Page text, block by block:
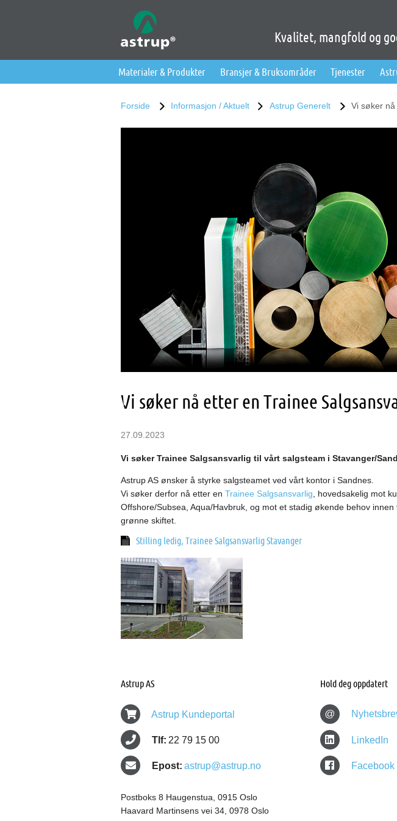
Kvalitet, mangfold og
Materialer & Produkter Bransjer & Bruksområder Tjenester
Forside Informasjon / Aktuelt Astrup Generelt Vi søker
Vi søker nå etter en Trainee
27.09.2023
Vi søker Trainee Salgsansvarlig til vårt salgsteam i Stavanger/
Astrup AS ønsker å styrke salgsteamet ved vårt kontor i Sandnes.
Vi søker derfor nå etter en Trainee Salgsansvarlig , hovedsakelig mot
Offshore/Subsea, Aqua/Havbruk, og mot et stadig økende behov
grønne skiftet.
Stilling ledig, Trainee Salgsansvarlig Stavanger
Astrup AS
Astrup Kundeportal
Tlf: 22 79 15 00
Epost: astrup@astrup.no
Postboks 8 Haugenstua, 0915 Oslo
Haavard Martinsens vei 34, 0978 Oslo
Hold deg oppdatert
@
LinkedIn
Facebook